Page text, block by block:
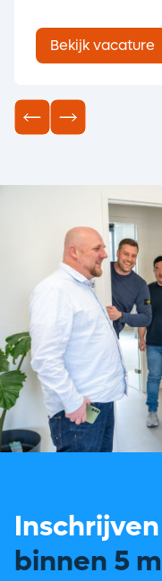
lasmaterieel/-
voor het
klanten? Dan is
Bekijk vacature
Inschrijven
binnen 5